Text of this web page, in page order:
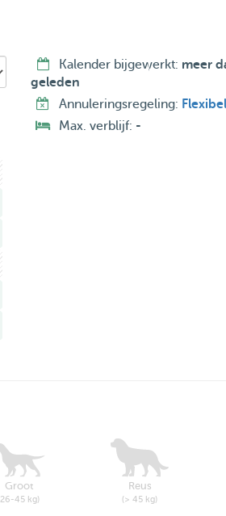
Kalender bijgewerkt: meer
geleden
Annuleringsregeling: Flexibel
Max. verblijf: -
Groot
(26-45 kg)
Reus
(> 45 kg)